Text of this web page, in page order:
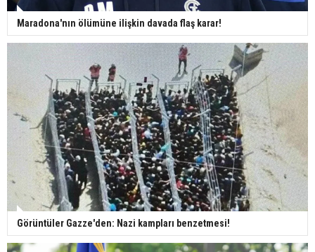
Maradona'nın ölümüne ilişkin davada flaş karar!
Görüntüler Gazze'den: Nazi kampları benzetmesi!